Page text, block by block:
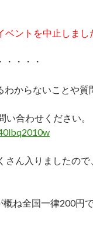
ベントを中止しまし
・・・・
わからないことや質
い合わせください。
ん入りましたので
ね全国一律200円